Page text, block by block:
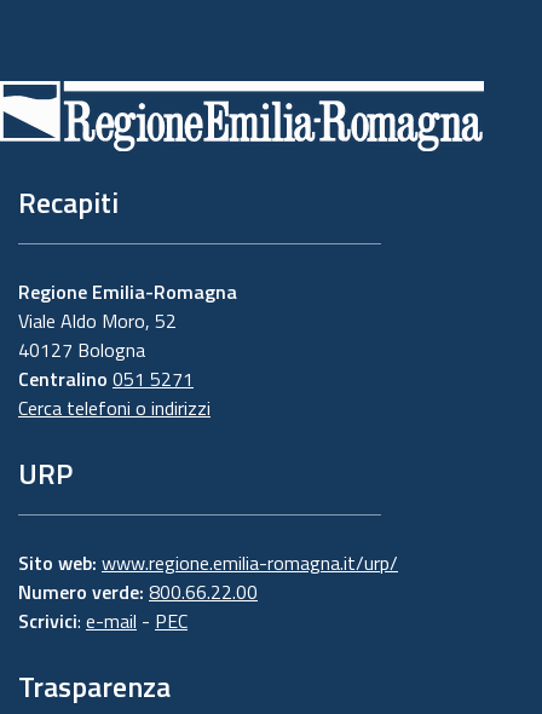
di
pagina
Recapiti
Regione Emilia-Romagna
Viale Aldo Moro, 52
40127 Bologna
Centralino 051 5271
Cerca telefoni o indirizzi
URP
Sito web: www.regione.emilia-romagna.it/urp/
Numero verde: 800.66.22.00
Scrivici: e-mail - PEC
Trasparenza